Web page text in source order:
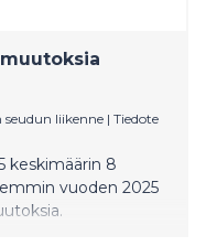
seudun liikenne | Tiedote
keskimäärin 8
vuoden 2025